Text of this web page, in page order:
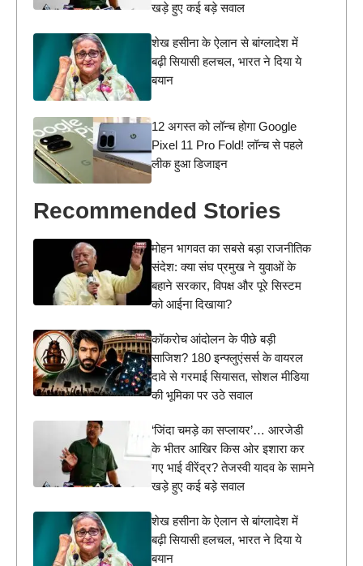
खड़े हुए कई बड़े सवाल
शेख हसीना के ऐलान से बांग्लादेश में
बढ़ी सियासी हलचल, भारत ने दिया ये
बयान
12 अगस्त को लॉन्च होगा Google
Pixel 11 Pro Fold! लॉन्च से पहले
लीक हुआ डिजाइन
Recommended Stories
मोहन भागवत का सबसे बड़ा राजनीतिक
संदेश: क्या संघ प्रमुख ने युवाओं के
बहाने सरकार, विपक्ष और पूरे सिस्टम
को आईना दिखाया?
कॉकरोच आंदोलन के पीछे बड़ी
साजिश? 180 इन्फ्लुएंसर्स के वायरल
दावे से गरमाई सियासत, सोशल मीडिया
की भूमिका पर उठे सवाल
‘जिंदा चमड़े का सप्लायर’… आरजेडी
के भीतर आखिर किस ओर इशारा कर
गए भाई वीरेंद्र? तेजस्वी यादव के सामने
खड़े हुए कई बड़े सवाल
शेख हसीना के ऐलान से बांग्लादेश में
बढ़ी सियासी हलचल, भारत ने दिया ये
बयान